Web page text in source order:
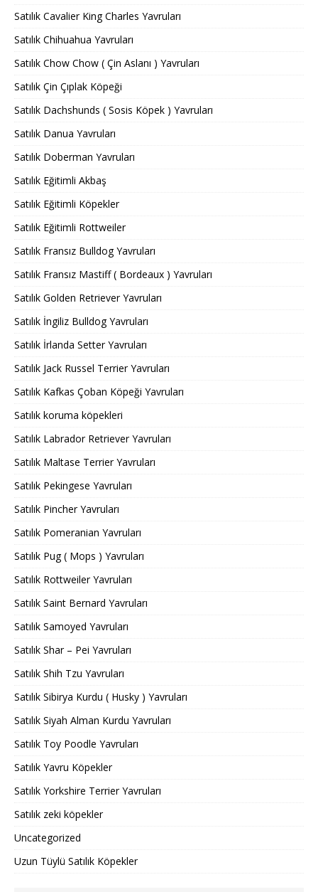
Satılık Cavalier King Charles Yavruları
Satılık Chihuahua Yavruları
Satılık Chow Chow ( Çin Aslanı ) Yavruları
Satılık Çin Çıplak Köpeği
Satılık Dachshunds ( Sosis Köpek ) Yavruları
Satılık Danua Yavruları
Satılık Doberman Yavruları
Satılık Eğitimli Akbaş
Satılık Eğitimli Köpekler
Satılık Eğitimli Rottweiler
Satılık Fransız Bulldog Yavruları
Satılık Fransız Mastiff ( Bordeaux ) Yavruları
Satılık Golden Retriever Yavruları
Satılık İngiliz Bulldog Yavruları
Satılık İrlanda Setter Yavruları
Satılık Jack Russel Terrier Yavruları
Satılık Kafkas Çoban Köpeği Yavruları
Satılık koruma köpekleri
Satılık Labrador Retriever Yavruları
Satılık Maltase Terrier Yavruları
Satılık Pekingese Yavruları
Satılık Pincher Yavruları
Satılık Pomeranian Yavruları
Satılık Pug ( Mops ) Yavruları
Satılık Rottweiler Yavruları
Satılık Saint Bernard Yavruları
Satılık Samoyed Yavruları
Satılık Shar – Pei Yavruları
Satılık Shih Tzu Yavruları
Satılık Sibirya Kurdu ( Husky ) Yavruları
Satılık Siyah Alman Kurdu Yavruları
Satılık Toy Poodle Yavruları
Satılık Yavru Köpekler
Satılık Yorkshire Terrier Yavruları
Satılık zeki köpekler
Uncategorized
Uzun Tüylü Satılık Köpekler